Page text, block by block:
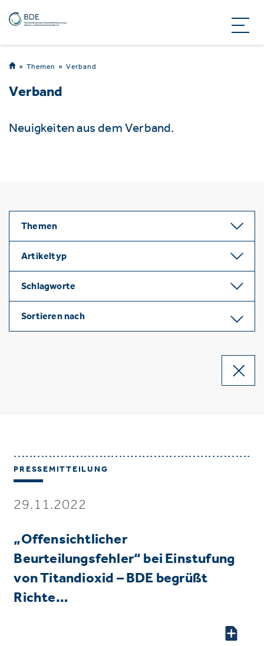
Themen Verband
Verband
Neuigkeiten aus dem Verband.
Themen
Artikeltyp
Schlagworte
Sortieren nach
PRESSEMITTEILUNG
29.11.2022
„Offensichtlicher
Beurteilungsfehler“ bei Einstufung
von Titandioxid – BDE begrüßt
Richte…